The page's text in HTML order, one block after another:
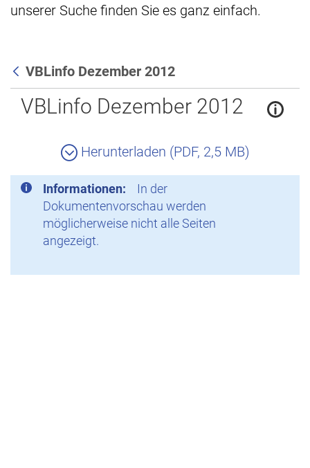
unserer Suche finden Sie es ganz einfach.
Zurück
VBLinfo Dezember 2012
VBLinfo Dezember 2012
Herunterladen (PDF, 2,5 MB)
Informationen:
In der
Dokumentenvorschau werden
möglicherweise nicht alle Seiten
angezeigt.